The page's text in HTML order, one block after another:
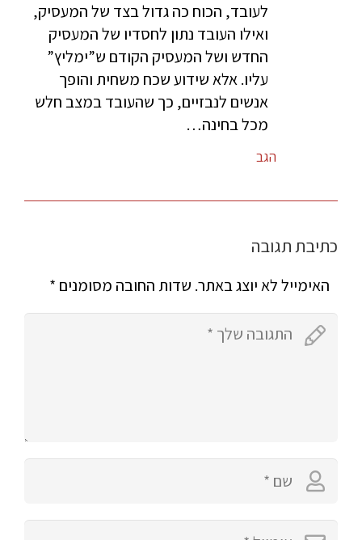
לעובד, הכוח כה גדול בצד של המעסיק,
ואילו העובד נתון לחסדיו של המעסיק
החדש ושל המעסיק הקודם ש”ימליץ”
עליו. אלא שידוע שכח משחית והופך
אנשים לנבזיים, כך שהעובד במצב חלש
מכל בחינה…
הגב
כתיבת תגובה
האימייל לא יוצג באתר. שדות החובה מסומנים *